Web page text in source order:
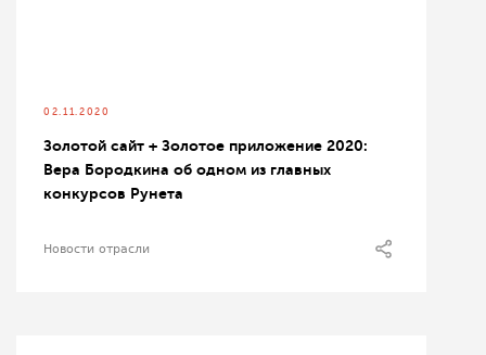
02.11.2020
Золотой сайт + Золотое приложение 2020:
Вера Бородкина об одном из главных
конкурсов Рунета
Новости отрасли